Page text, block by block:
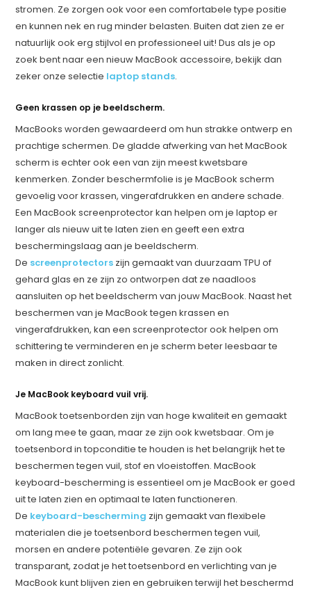
stromen. Ze zorgen ook voor een comfortabele type positie
en kunnen nek en rug minder belasten. Buiten dat zien ze er
natuurlijk ook erg stijlvol en professioneel uit! Dus als je op
zoek bent naar een nieuw MacBook accessoire, bekijk dan
zeker onze selectie laptop stands.
Geen krassen op je beeldscherm.
MacBooks worden gewaardeerd om hun strakke ontwerp en
prachtige schermen. De gladde afwerking van het MacBook
scherm is echter ook een van zijn meest kwetsbare
kenmerken. Zonder beschermfolie is je MacBook scherm
gevoelig voor krassen, vingerafdrukken en andere schade.
Een MacBook screenprotector kan helpen om je laptop er
langer als nieuw uit te laten zien en geeft een extra
beschermingslaag aan je beeldscherm.
De screenprotectors zijn gemaakt van duurzaam TPU of
gehard glas en ze zijn zo ontworpen dat ze naadloos
aansluiten op het beeldscherm van jouw MacBook. Naast het
beschermen van je MacBook tegen krassen en
vingerafdrukken, kan een screenprotector ook helpen om
schittering te verminderen en je scherm beter leesbaar te
maken in direct zonlicht.
Je MacBook keyboard vuil vrij.
MacBook toetsenborden zijn van hoge kwaliteit en gemaakt
om lang mee te gaan, maar ze zijn ook kwetsbaar. Om je
toetsenbord in topconditie te houden is het belangrijk het te
beschermen tegen vuil, stof en vloeistoffen. MacBook
keyboard-bescherming is essentieel om je MacBook er goed
uit te laten zien en optimaal te laten functioneren.
De keyboard-bescherming zijn gemaakt van flexibele
materialen die je toetsenbord beschermen tegen vuil,
morsen en andere potentiële gevaren. Ze zijn ook
transparant, zodat je het toetsenbord en verlichting van je
MacBook kunt blijven zien en gebruiken terwijl het beschermd